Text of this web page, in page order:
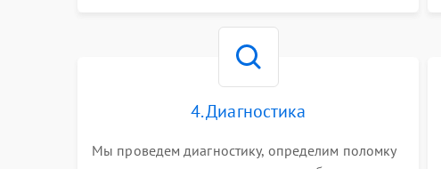
4. Диагностика
Мы проведем диагностику, определим поломку